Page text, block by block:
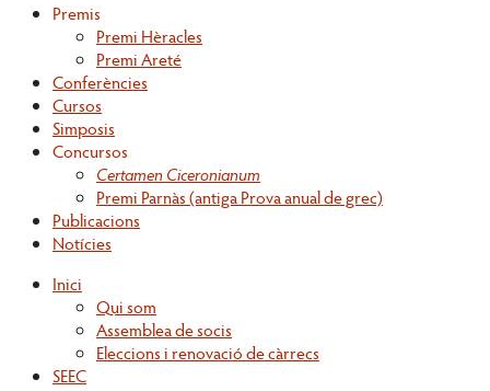
Premis
Premi Hèracles
Premi Areté
Conferències
Cursos
Simposis
Concursos
Certamen Ciceronianum
Premi Parnàs (antiga Prova anual de grec)
Publicacions
Notícies
Inici
Qui som
Assemblea de socis
Eleccions i renovació de càrrecs
SEEC